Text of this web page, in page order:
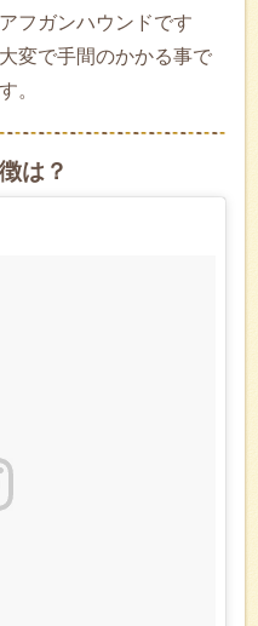
フガンハウンドです
変で手間のかかる事で
。
は？